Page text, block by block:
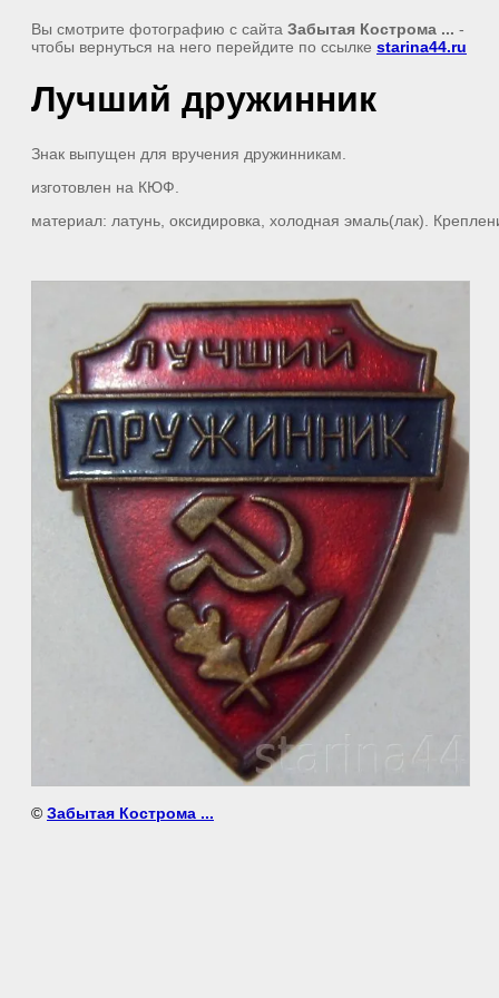
Вы смотрите фотографию с сайта Забытая Кострома ... -
чтобы вернуться на него перейдите по ссылке starina44.ru
Лучший дружинник
Знак выпущен для вручения дружинникам.
изготовлен на КЮФ.
материал: латунь, оксидировка, холодная эмаль(лак).
© Забытая Кострома ...